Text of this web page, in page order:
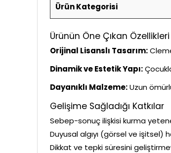
Ürün Kategorisi
Ürünün Öne Çıkan Özellikleri
Orijinal Lisanslı Tasarım:
Dinamik ve Estetik Yapı:
Dayanıklı Malzeme:Uzun
Gelişime Sağladığı Katkılar
Sebep-sonuç ilişkisi kurma
Duyusal algıyı (görsel ve işitsel)
Dikkat ve tepki süresini